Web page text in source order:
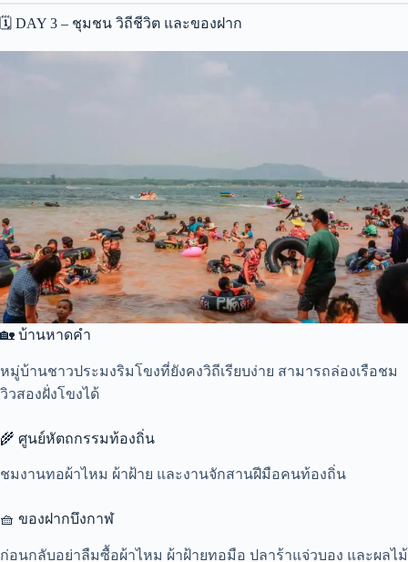
🗓️ DAY 3 – ชุมชน วิถีชีวิต และของฝาก
🏡 บ้านหาดคำ
หมู่บ้านชาวประมงริมโขงที่ยังคงวิถีเรียบง่าย สามารถล่องเรือชม
วิวสองฝั่งโขงได้
🌾 ศูนย์หัตถกรรมท้องถิ่น
ชมงานทอผ้าไหม ผ้าฝ้าย และงานจักสานฝีมือคนท้องถิ่น
🧺 ของฝากบึงกาฬ
ก่อนกลับอย่าลืมซื้อผ้าไหม ผ้าฝ้ายทอมือ ปลาร้าแจ่วบอง และผลไม้